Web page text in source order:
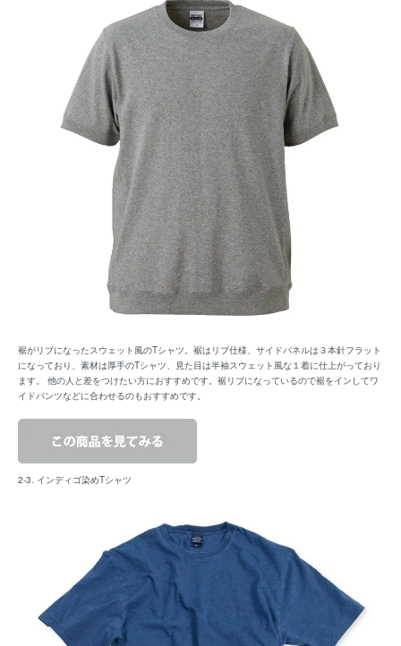
裾がリブになったスウェット風のTシャツ。裾はリブ仕様、サイドパネルは３本針フラット
になっており、素材は厚手のTシャツ、見た目は半袖スウェット風な１着に仕上がっており
ます。 他の人と差をつけたい方におすすめです。裾リブになっているので裾をインしてワ
イドパンツなどに合わせるのもおすすめです。
2-3. インディゴ染めTシャツ